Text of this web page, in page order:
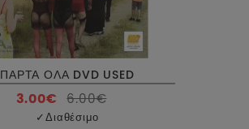
ΠΑΡΤΑ ΟΛΑ DVD USED
3.00€ 6.00€
✓Διαθέσιμο